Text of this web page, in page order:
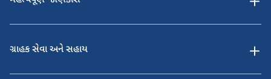
ગ્રાહક સેવા અને સહાય